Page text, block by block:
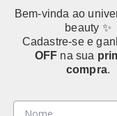
Início >
Filtrar
Bem-vinda ao
beauty ✨
Cadastre-se e
OFF na sua
compra.